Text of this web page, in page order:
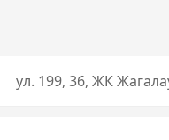
ул. 199, 36, ЖК